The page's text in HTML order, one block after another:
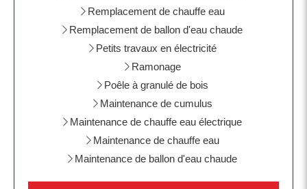
Remplacement de chauffe eau
Remplacement de ballon d'eau chaude
Petits travaux en électricité
Ramonage
Poêle à granulé de bois
Maintenance de cumulus
Maintenance de chauffe eau électrique
Maintenance de chauffe eau
Maintenance de ballon d'eau chaude